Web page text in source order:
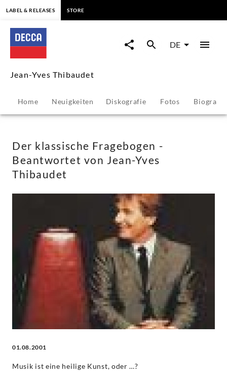
Der
klassische
Fragebogen
Beantwortet
von
Jean-
Yves
Jean-
Yves
Decca
LABEL & RELEASES STORE
DE
Jean-Yves Thibaudet
Home Neuigkeiten Diskografie Fotos Biografie
Der klassische Fragebogen -
Beantwortet von Jean-Yves
Thibaudet
01.08.2001
Musik ist eine heilige Kunst, oder …?